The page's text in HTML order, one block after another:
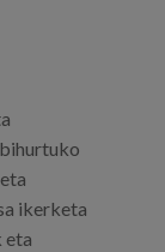
ikerketa
eta